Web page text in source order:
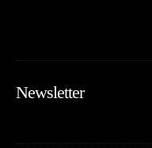
Newsletter